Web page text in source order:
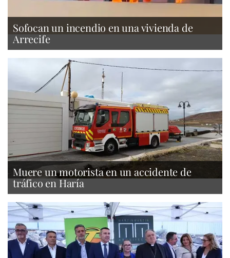
Sofocan un incendio en una vivienda de
Arrecife
Muere un motorista en un accidente de
tráfico en Haría